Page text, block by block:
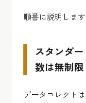
順番に説明します
スタンダ
数は無制限
データコレクト